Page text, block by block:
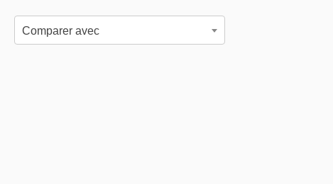
Comparer avec